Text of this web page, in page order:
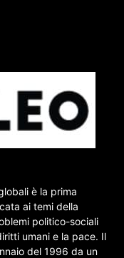
è la prima
ai temi della
politico-sociali
umani e la pace. Il
del 1996 da un